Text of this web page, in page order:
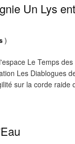
Un Lys
)
Le Temps
Les Diablogues
sur la corde raide